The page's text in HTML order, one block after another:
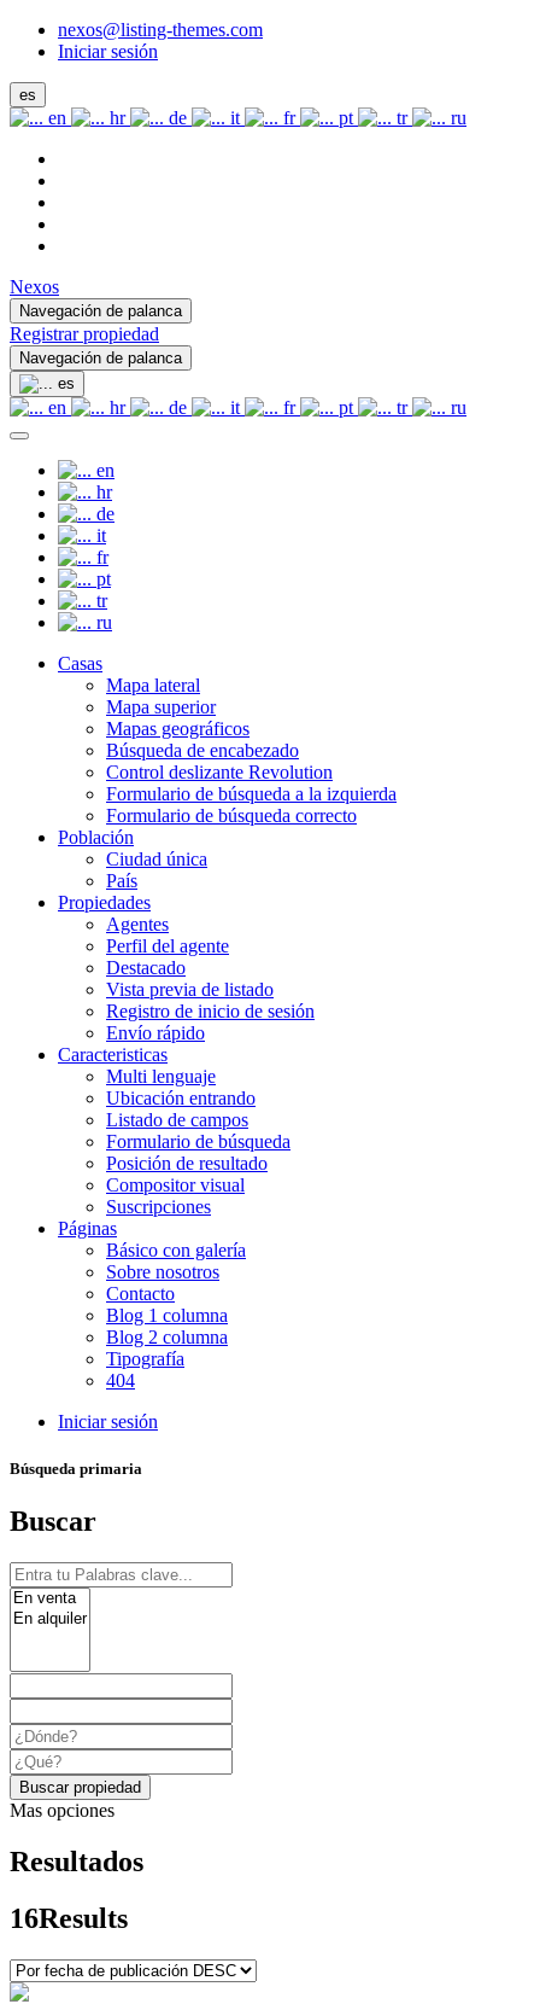
nexos@listing-themes.com
Iniciar sesión
es
en hr de it fr pt tr ru
Nexos
Navegación de palanca
Registrar propiedad
Navegación de palanca
es
en hr de it fr pt tr ru
en
hr
de
it
fr
pt
tr
ru
Casas
Mapa lateral
Mapa superior
Mapas geográficos
Búsqueda de encabezado
Control deslizante Revolution
Formulario de búsqueda a la izquierda
Formulario de búsqueda correcto
Población
Ciudad única
País
Propiedades
Agentes
Perfil del agente
Destacado
Vista previa de listado
Registro de inicio de sesión
Envío rápido
Caracteristicas
Multi lenguaje
Ubicación entrando
Listado de campos
Formulario de búsqueda
Posición de resultado
Compositor visual
Suscripciones
Páginas
Básico con galería
Sobre nosotros
Contacto
Blog 1 columna
Blog 2 columna
Tipografía
404
Iniciar sesión
Búsqueda primaria
Buscar
Buscar propiedad
Mas opciones
Resultados
16Results